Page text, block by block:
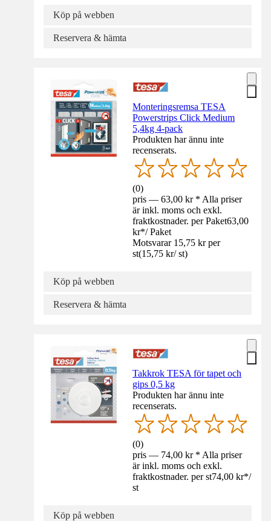
Köp på webben
Reservera & hämta
Monteringsremsa TESA
Powerstrips Click Medium
5,4kg 4-pack
Produkten har ännu inte
recenserats.
(0)
pris — 63,00 kr * Alla priser
är inkl. moms och exkl.
fraktkostnader. per Paket63,00
kr*/ Paket
Motsvarar 15,75 kr per
st(15,75 kr/ st)
Köp på webben
Reservera & hämta
Takkrok TESA för tapet och
gips 0,5 kg
Produkten har ännu inte
recenserats.
(0)
pris — 74,00 kr * Alla priser
är inkl. moms och exkl.
fraktkostnader. per st74,00 kr*/
st
Köp på webben